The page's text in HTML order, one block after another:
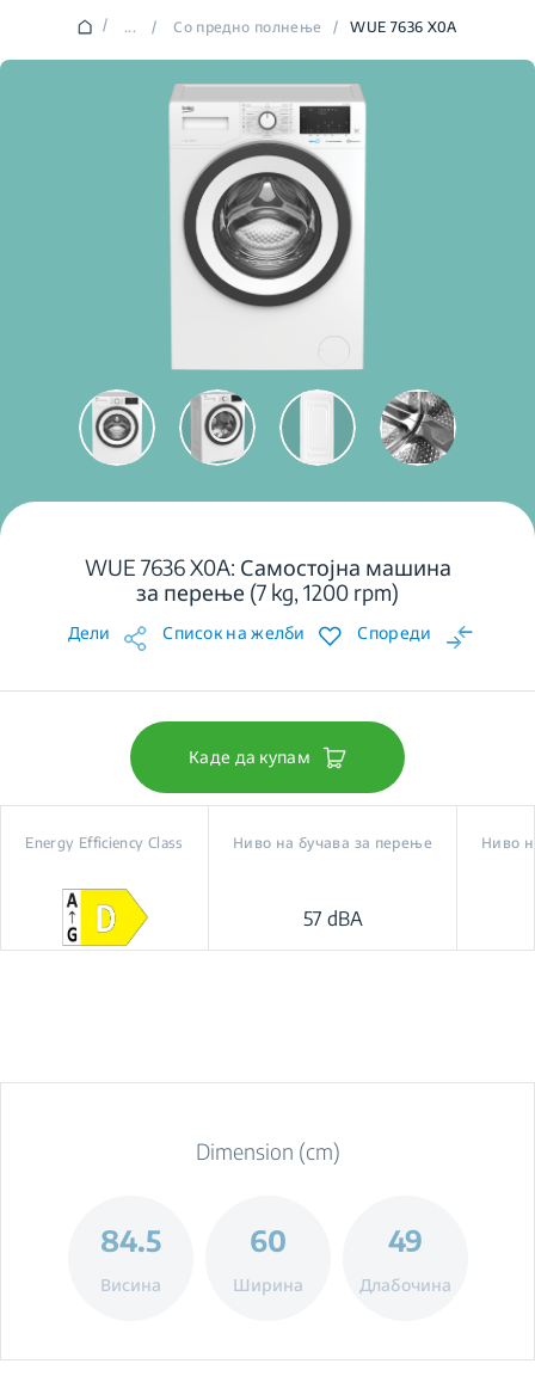
/ ... / Со предно полнење / WUE 7636 X0A
WUE 7636 X0A: Самостојна машина
за перење (7 kg, 1200 rpm)
Дели Список на желби Спореди
Каде да купам
Energy Efficiency Class Ниво на бучава за перење
57 dBA
Ниво
Dimension (cm)
84.5
Висина
60
Ширина
49
Длабочина